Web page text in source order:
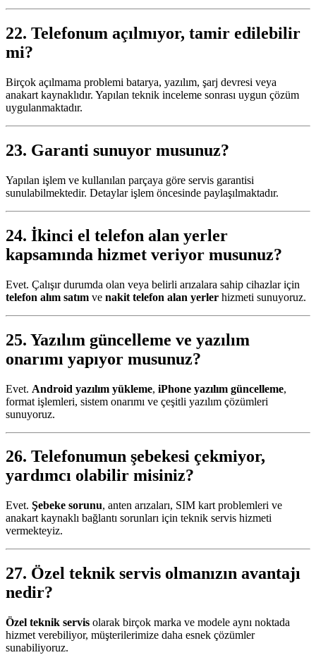
22. Telefonum açılmıyor, tamir edilebilir
mi?
Birçok açılmama problemi batarya, yazılım, şarj devresi veya
anakart kaynaklıdır. Yapılan teknik inceleme sonrası uygun çözüm
uygulanmaktadır.
23. Garanti sunuyor musunuz?
Yapılan işlem ve kullanılan parçaya göre servis garantisi
sunulabilmektedir. Detaylar işlem öncesinde paylaşılmaktadır.
24. İkinci el telefon alan yerler
kapsamında hizmet veriyor musunuz?
Evet. Çalışır durumda olan veya belirli arızalara sahip cihazlar için
telefon alım satım ve nakit telefon alan yerler hizmeti sunuyoruz.
25. Yazılım güncelleme ve yazılım
onarımı yapıyor musunuz?
Evet. Android yazılım yükleme, iPhone yazılım güncelleme,
format işlemleri, sistem onarımı ve çeşitli yazılım çözümleri
sunuyoruz.
26. Telefonumun şebekesi çekmiyor,
yardımcı olabilir misiniz?
Evet. Şebeke sorunu, anten arızaları, SIM kart problemleri ve
anakart kaynaklı bağlantı sorunları için teknik servis hizmeti
vermekteyiz.
27. Özel teknik servis olmanızın avantajı
nedir?
Özel teknik servis olarak birçok marka ve modele aynı noktada
hizmet verebiliyor, müşterilerimize daha esnek çözümler
sunabiliyoruz.